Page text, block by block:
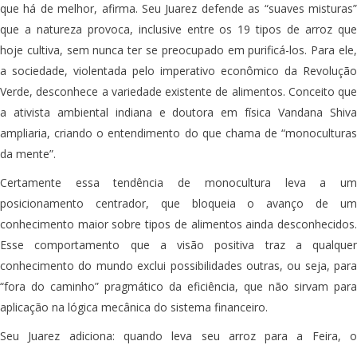
que há de melhor, afirma. Seu Juarez defende as “suaves misturas”
que a natureza provoca, inclusive entre os 19 tipos de arroz que
hoje cultiva, sem nunca ter se preocupado em purificá-los. Para ele,
a sociedade, violentada pelo imperativo econômico da Revolução
Verde, desconhece a variedade existente de alimentos. Conceito que
a ativista ambiental indiana e doutora em física Vandana Shiva
ampliaria, criando o entendimento do que chama de “monoculturas
da mente”.
Certamente essa tendência de monocultura leva a um
posicionamento centrador, que bloqueia o avanço de um
conhecimento maior sobre tipos de alimentos ainda desconhecidos.
Esse comportamento que a visão positiva traz a qualquer
conhecimento do mundo exclui possibilidades outras, ou seja, para
“fora do caminho” pragmático da eficiência, que não sirvam para
aplicação na lógica mecânica do sistema financeiro.
Seu Juarez adiciona: quando leva seu arroz para a Feira, o